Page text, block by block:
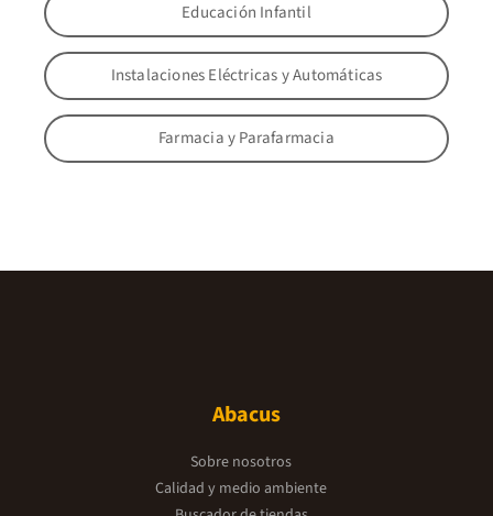
Educación Infantil
Instalaciones Eléctricas y Automáticas
Farmacia y Parafarmacia
Abacus
Sobre nosotros
Calidad y medio ambiente